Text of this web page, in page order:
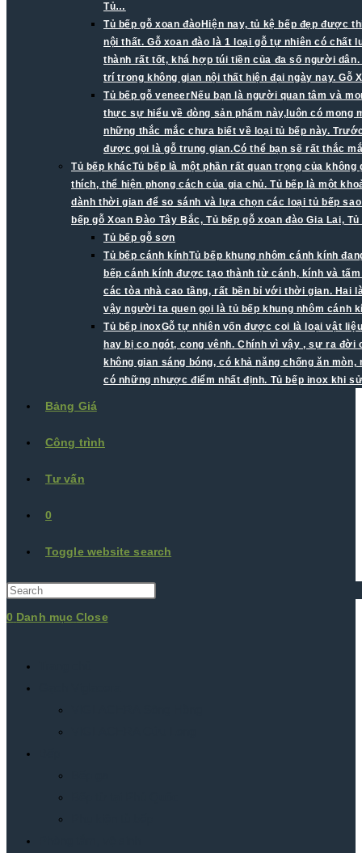
Tủ…
Tủ bếp gỗ xoan đào Hiện nay, tủ kệ bếp đẹp được
nội thất. Gỗ xoan đào là 1 loại gỗ tự nhiên có chất
thành rất tốt, khá hợp túi tiền của đa số người
trí trong không gian nội thất hiện đại ngày nay.
Tủ bếp gỗ veneer Nếu bạn là người quan tâm và
thực sự hiểu về dòng sản phẩm này,luôn có
những thắc mắc chưa biết về loại tủ bếp này.
được gọi là gỗ trung gian.Có thể bạn sẽ rất thắc
Tủ bếp khácTủ bếp là một phần rất quan trọng của
thích, thể hiện phong cách của gia chủ. Tủ bếp là một
dành thời gian để so sánh và lựa chọn các loại tủ bếp
bếp gỗ Xoan Đào Tây Bắc, Tủ bếp gỗ xoan đào Gia Lai,
Tủ bếp gỗ sơn
Tủ bếp cánh kínhTủ bếp khung nhôm cánh kính
bếp cánh kính được tạo thành từ cánh, kính và
các tòa nhà cao tầng, rất bền bỉ với thời gian. Hai
vậy người ta quen gọi là tủ bếp khung nhôm cánh
Tủ bếp inoxGỗ tự nhiên vốn được coi là loại vật
hay bị co ngót, cong vênh. Chính vì vậy , sự ra
không gian sáng bóng, có khả năng chống ăn
có những nhược điểm nhất định. Tủ bếp inox khi
Bảng Giá
Công trình
Tư vấn
0
Toggle website search
0 Danh mục Close